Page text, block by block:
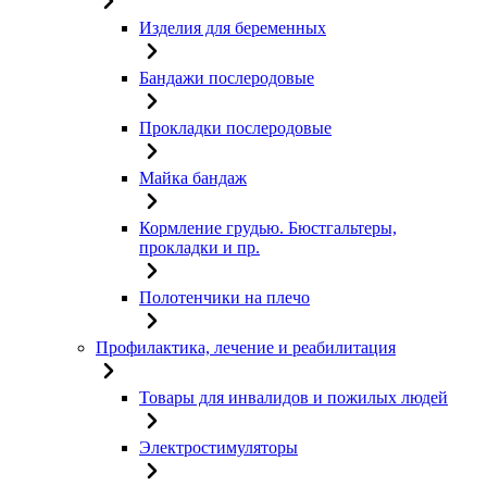
Изделия для беременных
Бандажи послеродовые
Прокладки послеродовые
Майка бандаж
Кормление грудью. Бюстгальтеры,
прокладки и пр.
Полотенчики на плечо
Профилактика, лечение и реабилитация
Товары для инвалидов и пожилых людей
Электростимуляторы